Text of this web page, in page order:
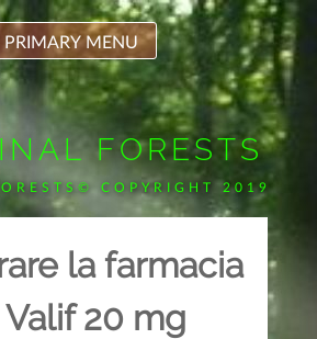
FORESTS
COPYRIGHT 2019
PRIMARY MENU
la farmacia
20 mg